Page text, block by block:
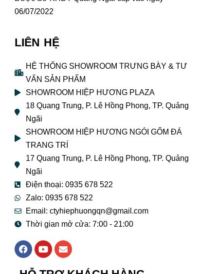
06/07/2022
LIÊN HỆ
HỆ THỐNG SHOWROOM TRƯNG BÀY & TƯ
VẤN SẢN PHẨM
SHOWROOM HIỆP HƯƠNG PLAZA
18 Quang Trung, P. Lê Hồng Phong, TP. Quảng
Ngãi
SHOWROOM HIỆP HƯƠNG NGÓI GỐM ĐÁ
TRANG TRÍ
17 Quang Trung, P. Lê Hồng Phong, TP. Quảng
Ngãi
Điện thoại: 0935 678 522
Zalo: 0935 678 522
Email: ctyhiephuongqn@gmail.com
Thời gian mở cửa: 7:00 - 21:00
F
a
e
Y
o
t
E
n
e